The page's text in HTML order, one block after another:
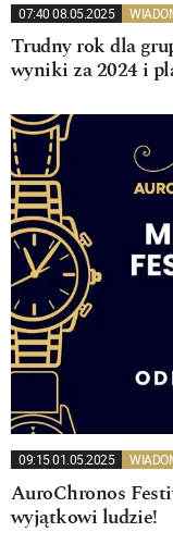
07:40 08.05.2025
Trudny rok dla
wyniki za 2024 i
09:15 01.05.2025
AuroChronos
wyjątkowi ludzie!